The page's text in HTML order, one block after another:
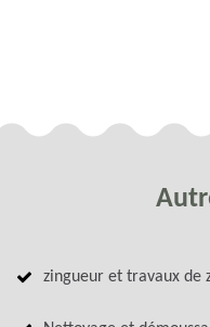
zingueur et travaux de